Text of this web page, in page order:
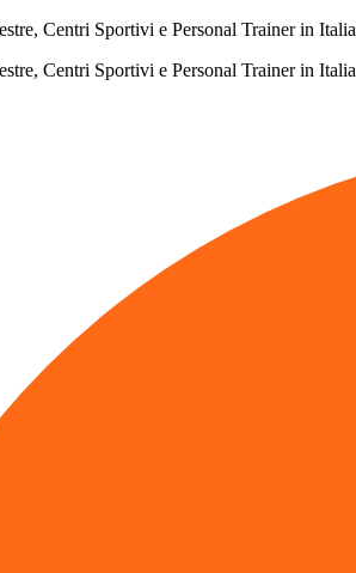
Centri Sportivi e Personal Trainer in Italia
Centri Sportivi e Personal Trainer in Italia